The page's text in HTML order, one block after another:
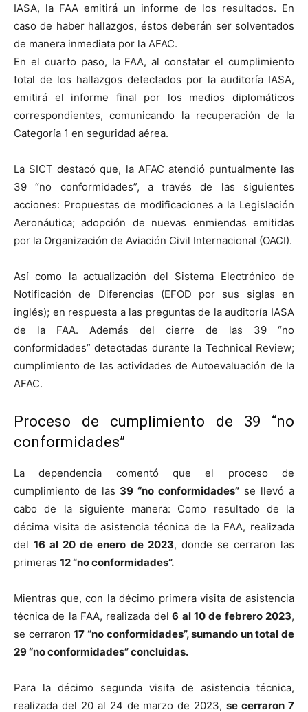
IASA, la FAA emitirá un informe de los resultados. En
caso de haber hallazgos, éstos deberán ser solventados
de manera inmediata por la AFAC.
En el cuarto paso, la FAA, al constatar el cumplimiento
total de los hallazgos detectados por la auditoría IASA,
emitirá el informe final por los medios diplomáticos
correspondientes, comunicando la recuperación de la
Categoría 1 en seguridad aérea.
La SICT destacó que, la AFAC atendió puntualmente las
39 “no conformidades”, a través de las siguientes
acciones: Propuestas de modificaciones a la Legislación
Aeronáutica; adopción de nuevas enmiendas emitidas
por la Organización de Aviación Civil Internacional (OACI).
Así como la actualización del Sistema Electrónico de
Notificación de Diferencias (EFOD por sus siglas en
inglés); en respuesta a las preguntas de la auditoría IASA
de la FAA. Además del cierre de las 39 “no
conformidades” detectadas durante la Technical Review;
cumplimiento de las actividades de Autoevaluación de la
AFAC.
Proceso de cumplimiento de 39 “no
conformidades”
La dependencia comentó que el proceso de
cumplimiento de las 39 “no conformidades” se llevó a
cabo de la siguiente manera: Como resultado de la
décima visita de asistencia técnica de la FAA, realizada
del16 al 20 de enero de 2023, donde se cerraron las
primeras 12 “no conformidades”.
Mientras que, con la décimo primera visita de asistencia
técnica de la FAA, realizada del 6 al 10 de febrero 2023,
se cerraron17 “no conformidades”, sumando un total de
29 “no conformidades” concluidas.
Para la décimo segunda visita de asistencia técnica,
realizada del 20 al 24 de marzo de 2023,se cerraron 7